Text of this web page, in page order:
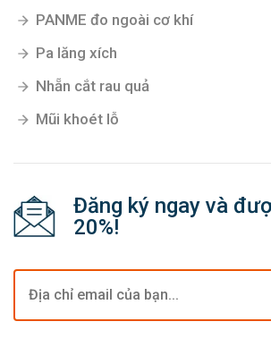
PANME đo ngoài cơ khí
Pa lăng xích
Nhẵn cắt rau quả
Mũi khoét lỗ
Đăng ký ngay và
20%!